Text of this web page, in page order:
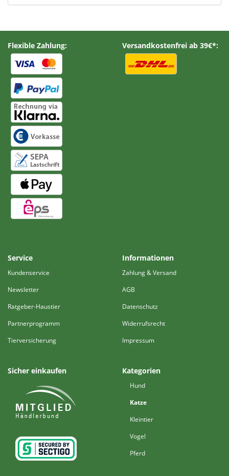
Flexible Zahlung: Versandkostenfrei ab 39€*:
Service
Kundenservice
Newsletter
Ratgeber-Haustier
Partnerprogramm
Tierversicherung
Informationen
Zahlung & Versand
AGB
Datenschutz
Widerrufsrecht
Impressum
Sicher einkaufen Kategorien
Hund
Katze
Kleintier
Vogel
Pferd